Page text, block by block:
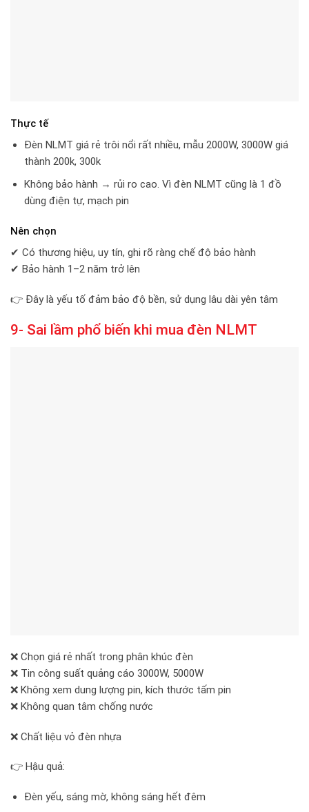
Thực tế
Đèn NLMT giá rẻ trôi nổi rất nhiều, mẫu 2000W, 3000W giá
thành 200k, 300k
Không bảo hành → rủi ro cao. Vì đèn NLMT cũng là 1 đồ
dùng điện tự, mạch pin
Nên chọn
✔ Có thương hiệu, uy tín, ghi rõ ràng chế độ bảo hành
✔ Bảo hành 1–2 năm trở lên
👉 Đây là yếu tố đảm bảo độ bền, sử dụng lâu dài yên tâm
9- Sai lầm phổ biến khi mua đèn NLMT
❌ Chọn giá rẻ nhất trong phân khúc đèn
❌ Tin công suất quảng cáo 3000W, 5000W
❌ Không xem dung lượng pin, kích thước tấm pin
❌ Không quan tâm chống nước
❌ Chất liệu vỏ đèn nhựa
👉 Hậu quả:
Đèn yếu, sáng mờ, không sáng hết đêm